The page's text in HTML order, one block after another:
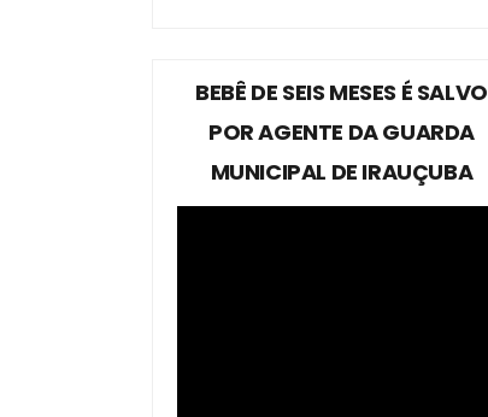
BEBÊ DE SEIS MESES É SALVO
POR AGENTE DA GUARDA
MUNICIPAL DE IRAUÇUBA